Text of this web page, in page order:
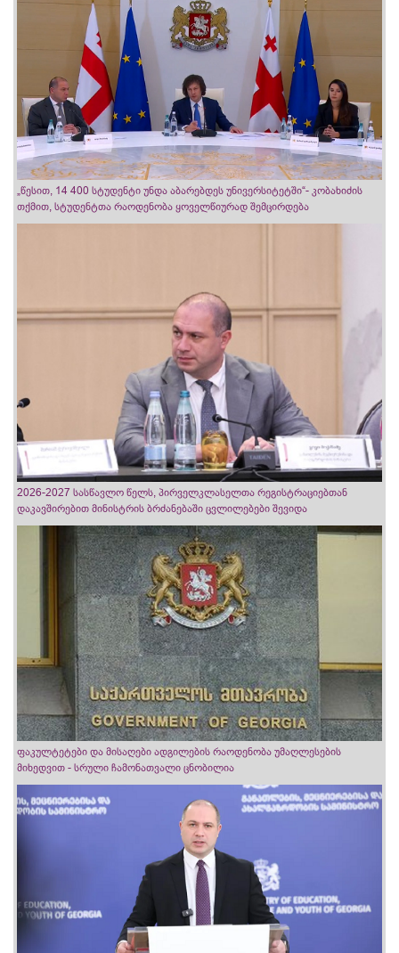
„წესით, 14 400 სტუდენტი უნდა აბარებდეს უნივერსიტეტში“- კობახიძის
თქმით, სტუდენტთა რაოდენობა ყოველწიურად შემცირდება
2026-2027 სასწავლო წელს, პირველკლასელთა რეგისტრაციებთან
დაკავშირებით მინისტრის ბრძანებაში ცვლილებები შევიდა
ფაკულტეტები და მისაღები ადგილების რაოდენობა უმაღლესების
მიხედვით - სრული ჩამონათვალი ცნობილია